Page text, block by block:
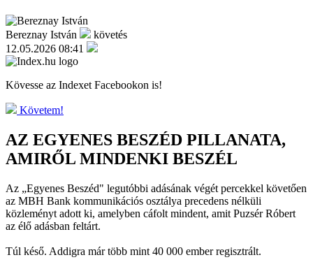
Bereznay István
követés
12.05.2026 08:41
Kövesse az Indexet Facebookon is!
Követem!
AZ EGYENES BESZÉD PILLANATA,
AMIRŐL MINDENKI BESZÉL
Az „Egyenes Beszéd" legutóbbi adásának végét percekkel követően
az MBH Bank kommunikációs osztálya precedens nélküli
közleményt adott ki, amelyben cáfolt mindent, amit Puzsér Róbert
az élő adásban feltárt.
Túl késő. Addigra már több mint 40 000 ember regisztrált.